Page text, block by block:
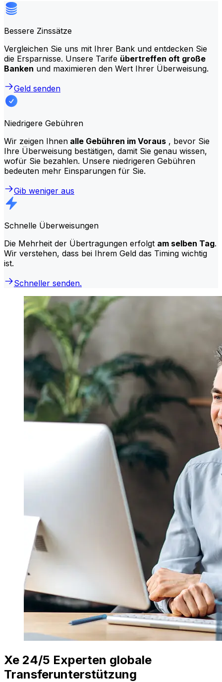
Bessere Zinssätze
Vergleichen Sie uns mit Ihrer Bank und entdecken Sie
die Ersparnisse. Unsere Tarife übertreffen oft große
Banken und maximieren den Wert Ihrer Überweisung.
Geld senden
Niedrigere Gebühren
Wir zeigen Ihnen alle Gebühren im Voraus , bevor Sie
Ihre Überweisung bestätigen, damit Sie genau wissen,
wofür Sie bezahlen. Unsere niedrigeren Gebühren
bedeuten mehr Einsparungen für Sie.
Gib weniger aus
Schnelle Überweisungen
Die Mehrheit der Übertragungen erfolgt am selben Tag.
Wir verstehen, dass bei Ihrem Geld das Timing wichtig
ist.
Schneller senden.
Xe 24/5 Experten globale
Transferunterstützung